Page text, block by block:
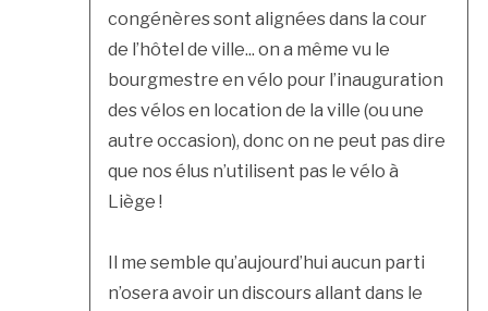
congénères sont alignées dans la cour
de l’hôtel de ville... on a même vu le
bourgmestre en vélo pour l’inauguration
des vélos en location de la ville (ou une
autre occasion), donc on ne peut pas dire
que nos élus n’utilisent pas le vélo à
Liège !
Il me semble qu’aujourd’hui aucun parti
n’osera avoir un discours allant dans le